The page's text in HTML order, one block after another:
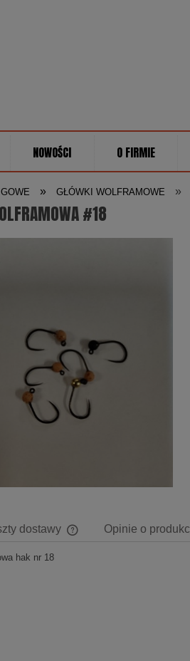
NOWOŚCI O FIRMIE
» GŁÓWKI WOLFRAMOWE »
#18
dostawy Opinie o
hak nr 18